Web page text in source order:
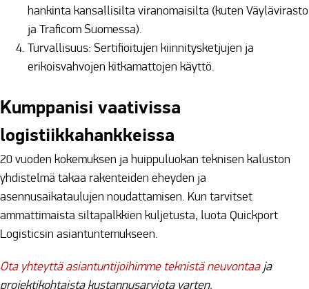
hankinta kansallisilta viranomaisilta (kuten Väylävirasto
ja Traficom Suomessa).
Turvallisuus: Sertifioitujen kiinnitysketjujen ja
erikoisvahvojen kitkamattojen käyttö.
Kumppanisi vaativissa
logistiikkahankkeissa
20 vuoden kokemuksen ja huippuluokan teknisen kaluston
yhdistelmä takaa rakenteiden eheyden ja
asennusaikataulujen noudattamisen. Kun tarvitset
ammattimaista siltapalkkien kuljetusta, luota Quickport
Logisticsin asiantuntemukseen.
Ota yhteyttä asiantuntijoihimme teknistä neuvontaaja
projektikohtaista kustannusarviota varten.